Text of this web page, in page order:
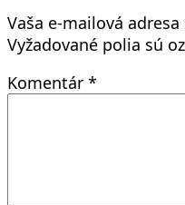
Vaša e-mailová
Vyžadované polia sú
Komentár *